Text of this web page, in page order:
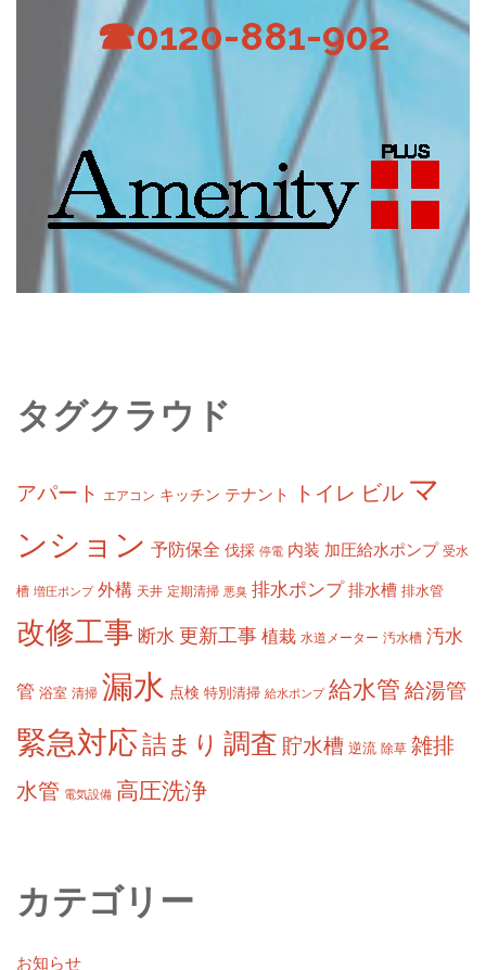
☎0120-881-902
タグクラウド
アパート エアコン キッチン テナント トイレ ビル マ
ンション 予防保全 伐採 停電 内装 加圧給水ポンプ 受水
槽 増圧ポンプ 外構 天井 定期清掃 悪臭 排水ポンプ 排水槽 排水管
改修工事 断水 更新工事 植栽 水道メーター 汚水槽 汚水
管 浴室 清掃 漏水 点検 特別清掃 給水ポンプ 給水管 給湯管
緊急対応詰まり 調査 貯水槽 逆流 除草 雑排
水管 電気設備 高圧洗浄
カテゴリー
お知らせ